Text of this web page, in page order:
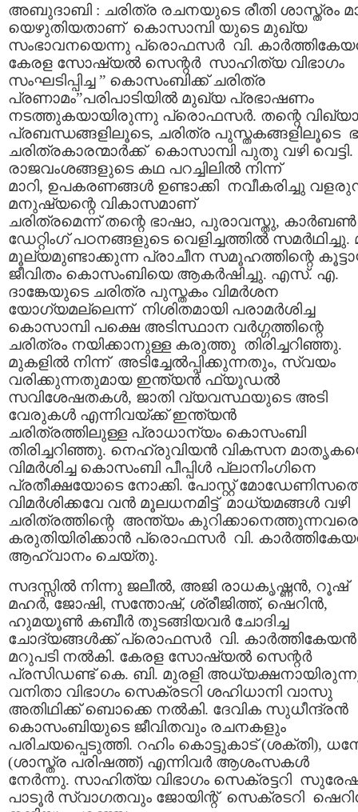
അബുദാബി : ചരിത്ര രചനയുടെ രീതി ശാസ്ത്രം
യെഴുതിയതാണ് കൊസാമ്പി യുടെ മുഖ്യ
സംഭാവനയെന്നു പ്രൊഫസര്‍ വി.
കേരള സോഷ്യല്‍ സെന്റര്‍ സാഹിത്യ വിഭാഗം
സംഘടിപ്പിച്ച ” കൊസംബിക്ക് ചരിത്ര
പ്രണാമം”പരിപാടിയില്‍ മുഖ്യ പ്രഭാഷണം
നടത്തുകയായിരുന്നു പ്രൊഫസര്‍. തന്റെ
പ്രബന്ധങ്ങളിലൂടെ, ചരിത്ര പുസ്തകങ്ങളിലൂടെ
ചരിത്രകാരന്മാര്‍ക്ക്‌ കൊസാമ്പി പുതു വഴി വെട്ടി.
രാജവംശങ്ങളുടെ കഥ പറച്ചിലില്‍ നിന്ന്
മാറി, ഉപകരണങ്ങള്‍ ഉണ്ടാക്കി നവീകരിച്ചു
മനുഷ്യന്റെ വികാസമാണ്
ചരിത്രമെന്ന് തന്റെ ഭാഷാ, പുരാവസ്തു, കാര്‍ബണ്‍
ഡേറ്റിംഗ് പഠനങ്ങളുടെ വെളിച്ചത്തില്‍ സമര്‍ഥിച്ചു.
മൂല്യമുണ്ടാക്കുന്ന പ്രാചീന സമൂഹത്തിന്റെ
ജീവിതം കൊസംബിയെ ആകര്‍ഷിച്ചു. എസ്. എ.
ദാങ്കേയുടെ ചരിത്ര പുസ്തകം വിമര്‍ശന
യോഗ്യമല്ലെന്ന് നിശിതമായി പരാമര്‍ശിച്ച
കൊസാമ്പി പക്ഷെ അടിസ്ഥാന വര്‍ഗ്ഗത്തിന്റെ
ചരിത്രം നയിക്കാനുള്ള കരുത്തു തിരിച്ചറിഞ്ഞു.
മുകളില്‍ നിന്ന് അടിച്ചേല്‍പ്പിക്കുന്നതും, സ്വയം
വരിക്കുന്നതുമായ ഇന്ത്യന്‍ ഫ്യൂഡല്‍
സവിശേഷതകള്‍, ജാതി വ്യവസ്ഥയുടെ അടി
വേരുകള്‍ എന്നിവയ്ക്ക് ഇന്ത്യന്‍
ചരിത്രത്തിലുള്ള പ്രാധാന്യം കൊസംബി
തിരിച്ചറിഞ്ഞു. നെഹ്രുവിയന്‍ വികസന
വിമര്‍ശിച്ച കൊസംബി പീപ്പിള്‍ പ്ലാനിംഗിനെ
പ്രതീക്ഷയോടെ നോക്കി. പോസ്റ്റ്‌
വിമര്‍ശിക്കവേ വന്‍ മൂലധനമിട്ട് മാധ്യമങ്ങള്‍ വഴി
ചരിത്രത്തിന്റെ അന്ത്യം
കരുതിയിരിക്കാന്‍ പ്രൊഫസര്‍ വി.
ആഹ്വാനം ചെയ്തു.
സദസ്സില്‍ നിന്നു ജലീല്‍, അജി രാധകൃഷ്ണന്‍, റൂഷ്
മഹര്‍, ജോഷി, സന്തോഷ്‌, ശ്രീജിത്ത്‌, ഷെറിന്‍,
ഹുമയൂണ്‍ കബീര്‍ തുടങ്ങിയവര്‍ ചോദിച്ച
ചോദ്യങ്ങള്‍ക്ക് പ്രൊഫസര്‍ വി.
മറുപടി നല്‍കി. കേരള സോഷ്യല്‍ സെന്റര്‍
പ്രസിഡണ്ട് കെ. ബി. മുരളി
വനിതാ വിഭാഗം സെക്രടറി ശഹിധാനി വാസു
അതിഥിക്ക് ബൊക്കെ നല്‍കി. ദേവിക സുധീന്ദ്രന്‍
കൊസംബിയുടെ ജീവിതവും രചനകളും
പരിചയപ്പെടുത്തി. റഹിം കൊട്ടുകാട് (ശക്തി),
(ശാസ്ത്ര പരിഷത്ത്) എന്നിവര്‍ ആശംസകള്‍
നേര്‍ന്നു. സാഹിത്യ വിഭാഗം സെക്രട്ടറി
പാടൂര്‍ സ്വാഗതവും ജോയിന്റ് സെക്രടറി